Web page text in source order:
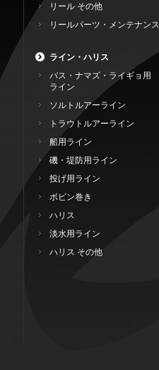
リール その他
リールパーツ・メンテナンス
ライン・ハリス
バス・ナマズ・ライギョ用
ライン
ソルトルアーライン
トラウトルアーライン
船用ライン
磯・堤防用ライン
投げ用ライン
ボビン巻き
ハリス
淡水用ライン
ハリス その他